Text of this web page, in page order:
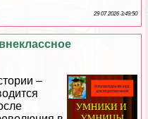
29 07 2026 3:49:50
–